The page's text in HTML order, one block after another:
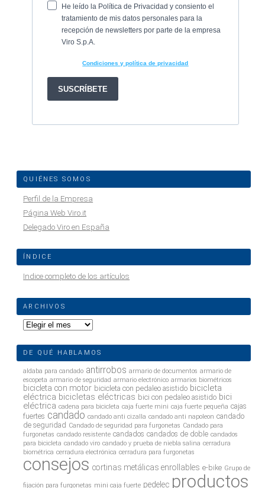
QUIÉNES SOMOS
Perfil de la Empresa
Página Web Viro.it
Delegado Viro en España
ÍNDICE
Indice completo de los artículos
ARCHIVOS
Archivos
DE QUÉ HABLAMOS
aldaba para candado antirrobos armario de documentos armario de
escopeta armario de seguridad armario electrónico armarios biométricos
bicicleta con motor bicicleta con pedaleo asistido bicicleta
eléctrica bicicletas eléctricas bici con pedaleo asistido bici
eléctrica cadena para bicicleta caja fuerte mini caja fuerte pequeña cajas
fuertes candado candado anti cizalla candado anti napoleon candado
de seguridad Candado de seguridad para furgonetas Candado para
furgonetas candado resistente candados candados de doble candados
para bicicleta candado viro candado y prueba de niebla salina cerradura
biométrica cerradura electrónica cerradura para furgonetas
consejos cortinas metálicas enrollables e-bike Grupo de
fijación para furgonetas mini caja fuerte pedelec productos